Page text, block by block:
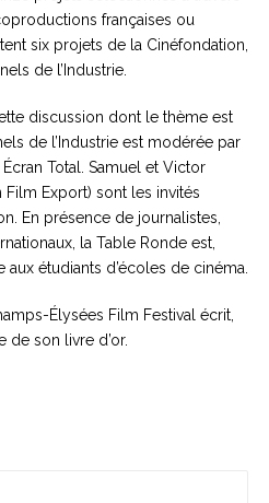
françaises ou
six projets de la Cinéfondation,
de l’Industrie.
discussion dont le thème est
de l’Industrie est modérée par
Total. Samuel et Victor
Film Export) sont les invités
En présence de journalistes,
la Table Ronde est,
étudiants d’écoles de cinéma.
Élysées Film Festival écrit,
de son livre d’or.